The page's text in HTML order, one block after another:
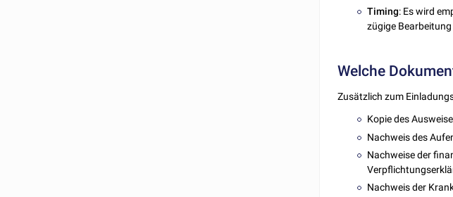
Timing: Es wird
zügige
Welche
Zusätzlich zum
Kopie des
Nachweis des
Nachweise der
Nachweis der